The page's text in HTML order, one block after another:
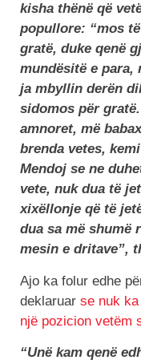
kisha thënë që
popullore: “mos
gratë, duke qenë
mundësitë e para,
ja mbyllin derën
sidomos për
amnoret, më
brenda vetes,
Mendoj se ne
vete, nuk dua të
xixëllonje që të
dua sa më shumë
mesin e dritave”,
Ajo ka folur edhe
deklaruar se nuk
një pozicion vetëm
“Unë kam qenë